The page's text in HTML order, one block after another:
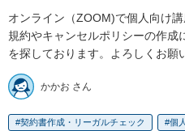
オンライン（ZOOM)で個人向け
規約やキャンセルポリシーの作成
を探しております。よろしくお願
かかお さん
契約書作成・リーガルチェック 個